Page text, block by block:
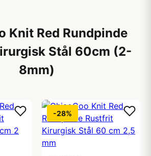
Knit Red Rundpinde
Stål 60cm (2-
8mm)
-28%